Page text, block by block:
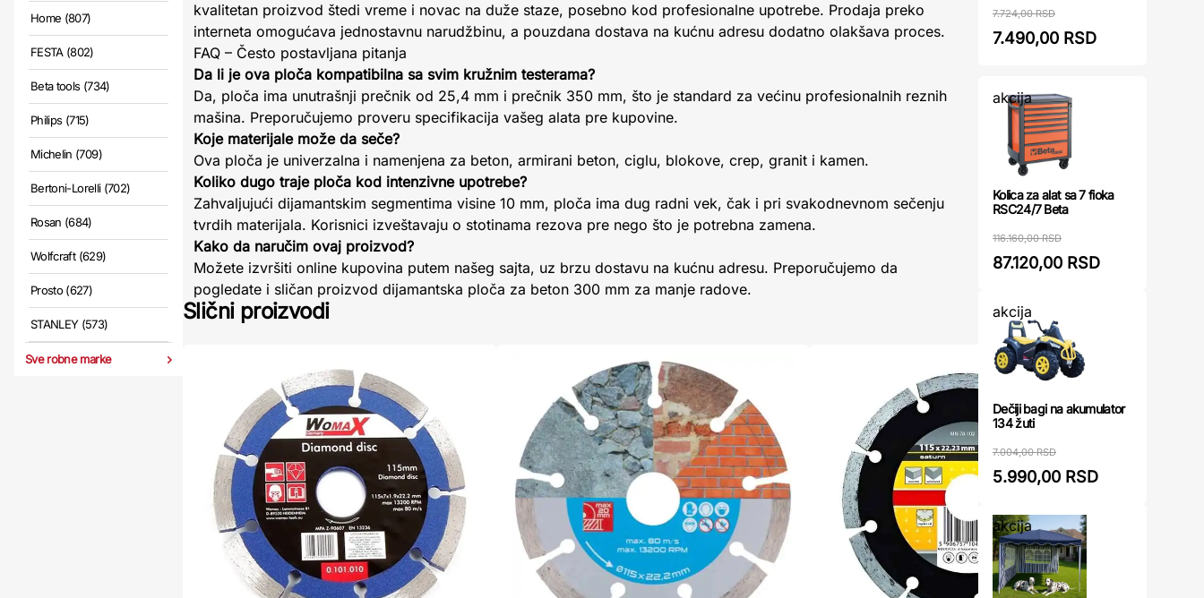
Home (807)
FESTA (802)
Beta tools (734)
Philips (715)
Michelin (709)
Bertoni-Lorelli (702)
Rosan (684)
Wolfcraft (629)
Prosto (627)
STANLEY (573)
Sve robne marke
kvalitetan proizvod štedi vreme i novac na duže staze, posebno kod profesionalne upotrebe. Prodaja preko
interneta omogućava jednostavnu narudžbinu, a pouzdana dostava na kućnu adresu dodatno olakšava proces.
FAQ – Često postavljana pitanja
Da li je ova ploča kompatibilna sa svim kružnim testerama?
Da, ploča ima unutrašnji prečnik od 25,4 mm i prečnik 350 mm, što je standard za većinu profesionalnih reznih
mašina. Preporučujemo proveru specifikacija vašeg alata pre kupovine.
Koje materijale može da seče?
Ova ploča je univerzalna i namenjena za beton, armirani beton, ciglu, blokove, crep, granit i kamen.
Koliko dugo traje ploča kod intenzivne upotrebe?
Zahvaljujući dijamantskim segmentima visine 10 mm, ploča ima dug radni vek, čak i pri svakodnevnom sečenju
tvrdih materijala. Korisnici izveštavaju o stotinama rezova pre nego što je potrebna zamena.
Kako da naručim ovaj proizvod?
Možete izvršiti online kupovina putem našeg sajta, uz brzu dostavu na kućnu adresu. Preporučujemo da
pogledate i sličan proizvod dijamantska ploča za beton 300 mm za manje radove.
Slični proizvodi
7.724,00 RSD
7.490,00 RSD
akcija
Kolica za alat sa 7 fioka
RSC24/7 Beta
116.160,00 RSD
87.120,00 RSD
akcija
Dečiji bagi na akumulator
134 žuti
7.004,00 RSD
5.990,00 RSD
akcija